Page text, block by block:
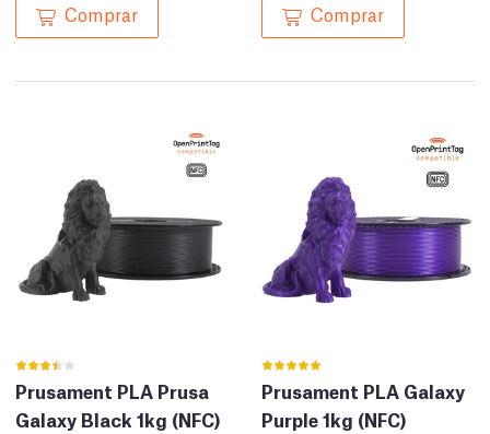
Comprar Comprar
Prusament PLA Prusa
Galaxy Black 1kg (NFC)
Prusament PLA Galaxy
Purple 1kg (NFC)